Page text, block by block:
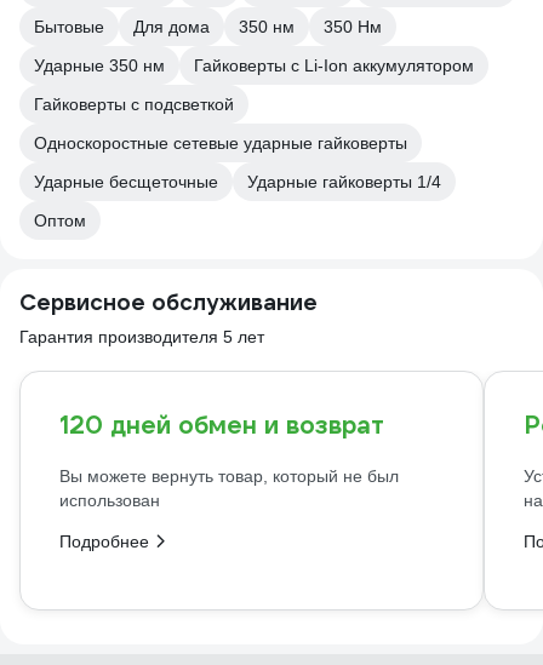
Бытовые
Для дома 350 нм
350 Нм
Ударные 350 нм
Гайковерты с Li-Ion аккумулятором
Гайковерты с подсветкой
Односкоростные сетевые ударные гайковерты
Ударные бесщеточные
Ударные гайковерты 1/4
Оптом
Сервисное обслуживание
Гарантия производителя 5 лет
120 дней обмен и возврат
Вы можете вернуть товар, который не был
использован
Подробнее